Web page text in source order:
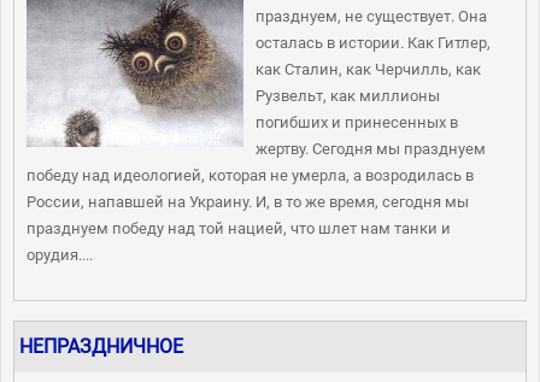
празднуем, не существует. Она
осталась в истории. Как Гитлер,
как Сталин, как Черчилль, как
Рузвельт, как миллионы
погибших и принесенных в
жертву. Сегодня мы празднуем
победу над идеологией, которая не умерла, а возродилась в
России, напавшей на Украину. И, в то же время, сегодня мы
празднуем победу над той нацией, что шлет нам танки и
орудия....
НЕПРАЗДНИЧНОЕ